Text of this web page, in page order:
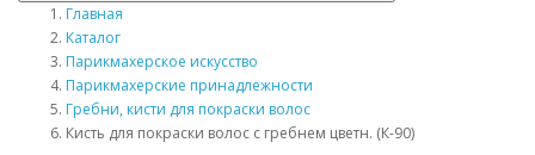
Главная
Каталог
Парикмахерское искусство
Парикмахерские принадлежности
Гребни, кисти для покраски волос
Кисть для покраски волос c гребнем цветн. (К-90)